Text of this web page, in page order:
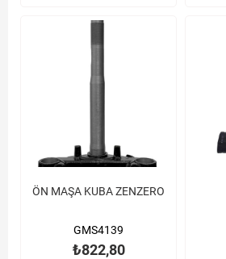
ÖN MAŞA KUBA ZENZERO
GMS4139
₺822,80